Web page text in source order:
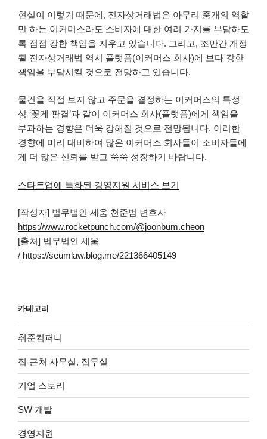
현실이 이렇기 때문에, 전자상거래법은 아무리 중개의 역할
만 하는 이커머스라도 소비자에 대한 여러 가지를 부담하도
록 점점 강한 책임을 지우고 있습니다. 그리고, 조만간 개정
될 전자상거래법 역시 플랫폼(이커머스 회사)에 보다 강한
책임을 부담시킬 것으로 전망하고 있습니다.
물건을 직접 보지 않고 주문을 결정하는 이커머스의 특성
상 ‘꽃게 판결’과 같이 이커머스 회사(플랫폼)에게 책임을
부과하는 경향은 더욱 강해질 것으로 전망됩니다. 이러한
경향에 미리 대비하여 많은 이커머스 회사들이 소비자들에
게 더 많은 신뢰를 받고 쑥쑥 성장하기 바랍니다.
스타트업에 특화된 경영지원 서비스 보기
[작성자] 법무법인 세움 천준범 변호사
https://www.rocketpunch.com/@joonbum.cheon
[출처] 법무법인 세움
/ https://seumlaw.blog.me/221366405149
카테고리
취준컴퍼니
집 근처 사무실, 집무실
기업 스토리
SW 개발
경영지원